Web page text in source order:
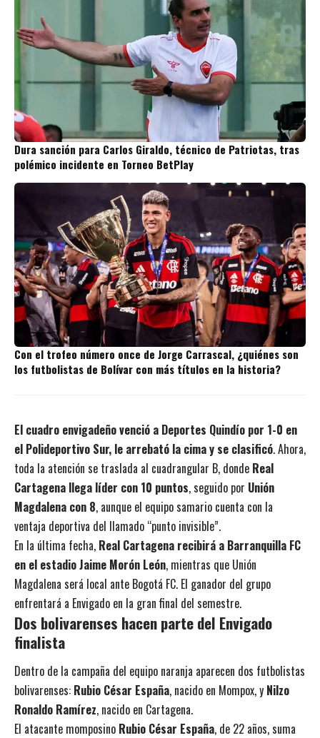
Dura sanción para Carlos Giraldo, técnico de Patriotas, tras
polémico incidente en Torneo BetPlay
Con el trofeo número once de Jorge Carrascal, ¿quiénes son
los futbolistas de Bolívar con más títulos en la historia?
El cuadro envigadeño venció a Deportes Quindío por 1-0 en
el Polideportivo Sur, le arrebató la cima y se clasificó. Ahora,
toda la atención se traslada al cuadrangular B, donde Real
Cartagena llega líder con 10 puntos, seguido por Unión
Magdalena con 8, aunque el equipo samario cuenta con la
ventaja deportiva del llamado “punto invisible”.
En la última fecha, Real Cartagena recibirá a Barranquilla FC
en el estadio Jaime Morón León, mientras que Unión
Magdalena será local ante Bogotá FC. El ganador del grupo
enfrentará a Envigado en la gran final del semestre.
Dos bolivarenses hacen parte del Envigado
finalista
Dentro de la campaña del equipo naranja aparecen dos futbolistas
bolivarenses: Rubio César España, nacido en Mompox, y Nilzo
Ronaldo Ramírez, nacido en Cartagena.
El atacante momposino Rubio César España, de 22 años, suma